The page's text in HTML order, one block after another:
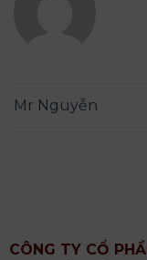
Mr Nguyễn
CÔNG TY CỔ